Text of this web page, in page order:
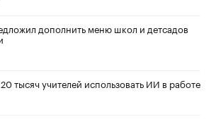
дополнить меню школ и детсадов
тысяч учителей использовать ИИ в работе